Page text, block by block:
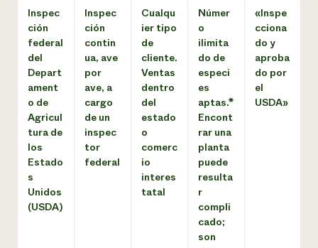
Inspec
ción
federal
del
Depart
ament
o de
Agricul
tura de
los
Estado
s
Unidos
(USDA)
Inspec
ción
contin
ua, ave
por
ave, a
cargo
de un
inspec
tor
federal
Cualqu
ier tipo
de
cliente.
Ventas
dentro
del
estado
o
comerc
io
interes
tatal
Númer
o
ilimita
do de
especi
es
aptas.*
Encont
rar una
planta
puede
resulta
r
compli
cado;
son
«Inspe
cciona
do y
aproba
do por
el
USDA»